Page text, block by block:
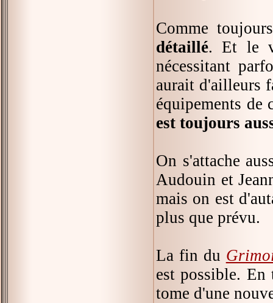
Comme
détaillé. Et le
nécessitant
aurait d'ailleurs
équipements de
est toujours
On s'attache
Audouin et
mais on est
plus que prévu.
La fin du
est possible.
tome d'une